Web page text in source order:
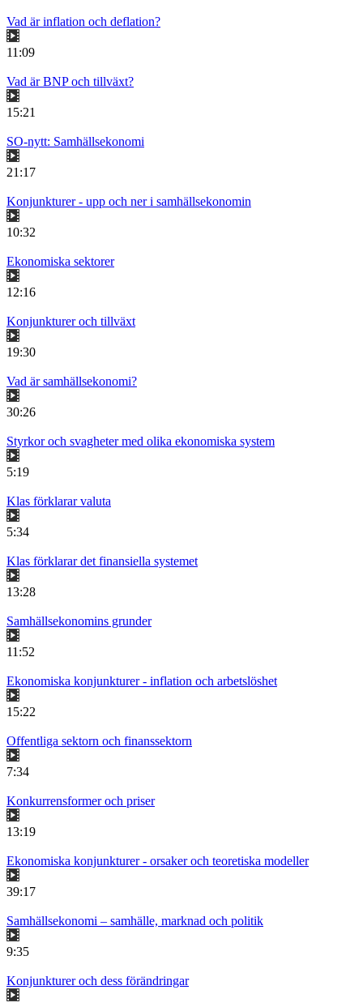
Vad är inflation och deflation?
11:09
Vad är BNP och tillväxt?
15:21
SO-nytt: Samhällsekonomi
21:17
Konjunkturer - upp och ner i samhällsekonomin
10:32
Ekonomiska sektorer
12:16
Konjunkturer och tillväxt
19:30
Vad är samhällsekonomi?
30:26
Styrkor och svagheter med olika ekonomiska system
5:19
Klas förklarar valuta
5:34
Klas förklarar det finansiella systemet
13:28
Samhällsekonomins grunder
11:52
Ekonomiska konjunkturer - inflation och arbetslöshet
15:22
Offentliga sektorn och finanssektorn
7:34
Konkurrensformer och priser
13:19
Ekonomiska konjunkturer - orsaker och teoretiska modeller
39:17
Samhällsekonomi – samhälle, marknad och politik
9:35
Konjunkturer och dess förändringar